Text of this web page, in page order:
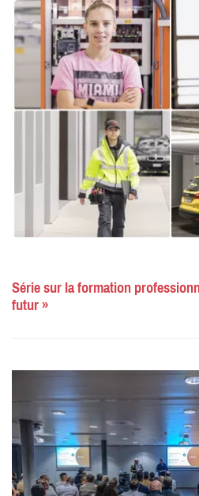
Série sur la formation
futur »